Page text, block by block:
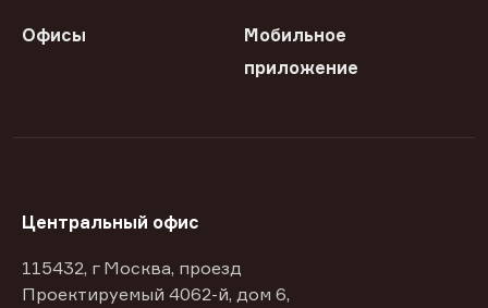
Офисы
Мобильное
приложение
Центральный офис
115432, г Москва, проезд
Проектируемый 4062-й, дом 6,